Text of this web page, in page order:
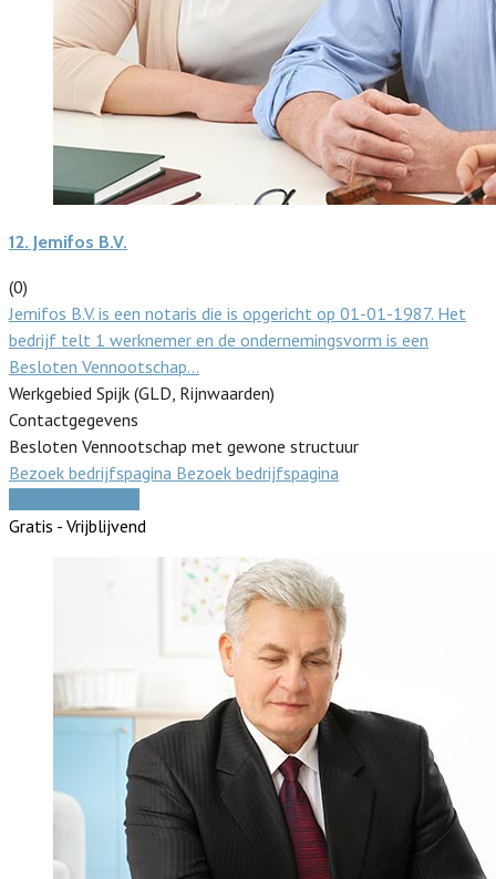
12. Jemifos B.V.
(0)
Jemifos B.V. is een notaris die is opgericht op 01-01-1987. Het
bedrijf telt 1 werknemer en de ondernemingsvorm is een
Besloten Vennootschap…
Werkgebied Spijk (GLD, Rijnwaarden)
Contactgegevens
Besloten Vennootschap met gewone structuur
Bezoek bedrijfspagina Bezoek bedrijfspagina
Gratis - Vrijblijvend